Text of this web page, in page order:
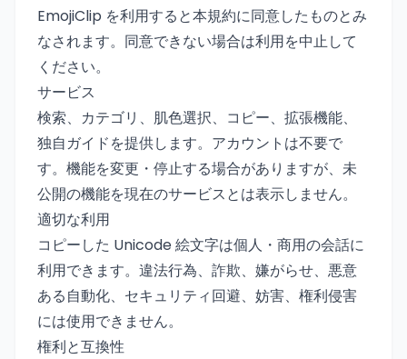
EmojiClip を利用すると本規約に同意したものとみ
なされます。同意できない場合は利用を中止して
ください。
サービス
検索、カテゴリ、肌色選択、コピー、拡張機能、
独自ガイドを提供します。アカウントは不要で
す。機能を変更・停止する場合がありますが、未
公開の機能を現在のサービスとは表示しません。
適切な利用
コピーした Unicode 絵文字は個人・商用の会話に
利用できます。違法行為、詐欺、嫌がらせ、悪意
ある自動化、セキュリティ回避、妨害、権利侵害
には使用できません。
権利と互換性